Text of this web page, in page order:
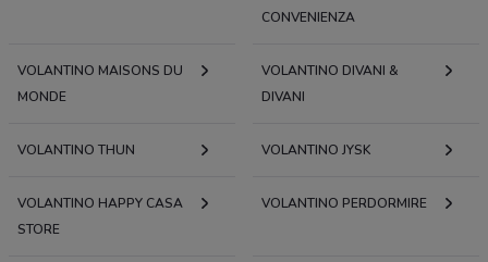
CONVENIENZA
VOLANTINO MAISONS DU
MONDE
VOLANTINO DIVANI &
DIVANI
VOLANTINO THUN VOLANTINO JYSK
VOLANTINO HAPPY CASA
STORE
VOLANTINO PERDORMIRE